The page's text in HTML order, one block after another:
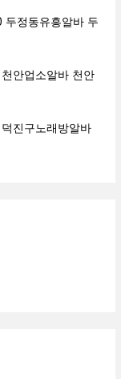
두정동유흥알바 두
안업소알바 천안
진구노래방알바